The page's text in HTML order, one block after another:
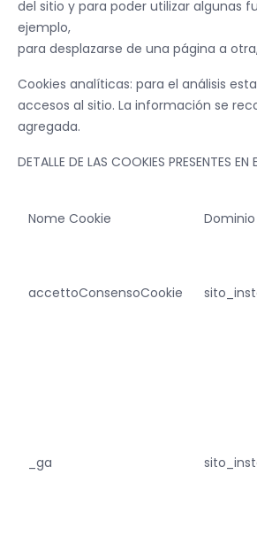
del sitio y para poder utilizar algunas
ejemplo,
para desplazarse de una página a
Cookies analíticas: para el análisis
accesos al sitio. La información se
agregada.
DETALLE DE LAS COOKIES PRESENTES EN
Nome Cookie Dominio
accettoConsensoCookie
_ga